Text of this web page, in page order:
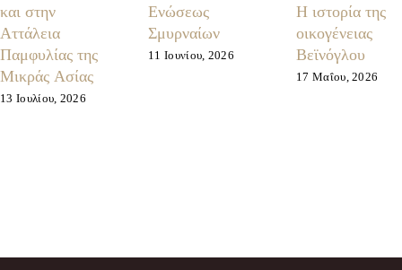
και στην
Αττάλεια
Παμφυλίας της
Μικράς Ασίας
13 Ιουλίου, 2026
Ενώσεως
Σμυρναίων
11 Ιουνίου, 2026
Η ιστορία της
οικογένειας
Βεϊνόγλου
17 Μαΐου, 2026